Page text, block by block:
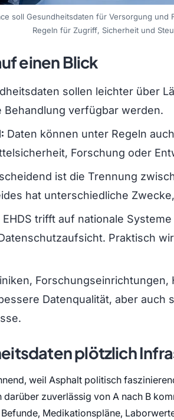
soll Gesundheitsdaten für Versorgung
Regeln für Zugriff, Sicherheit und
einen Blick
sollen leichter über
verfügbar werden.
Daten können unter Regeln
Forschung oder
ist die Trennung
hat unterschiedliche
EHDS trifft auf nationale
Praktisch
Datenqualität, aber auch
plötzlich
weil Asphalt politisch
darüber zuverlässig von A nach B
Medikationspläne,